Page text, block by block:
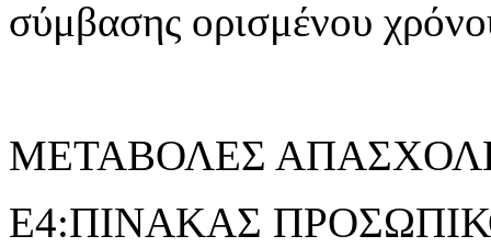
σύμβασης ορισμένου
ΜΕΤΑΒΟΛΕΣ
Ε4:ΠΙΝΑΚΑΣ